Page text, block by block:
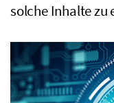
solche Inhalte zu